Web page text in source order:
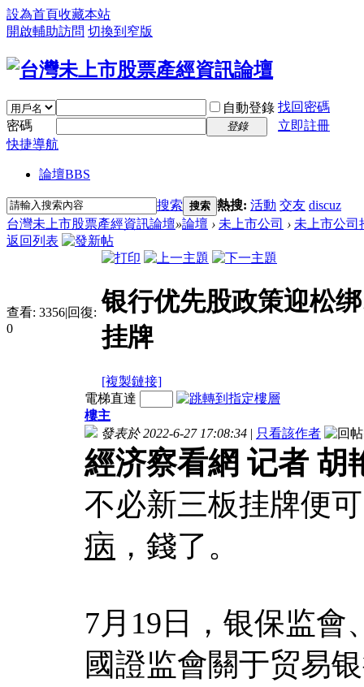
設為首頁收藏本站
開啟輔助訪問 切換到窄版
自動登錄 找回密碼
密碼
登錄
立即註冊
快捷導航
論壇BBS
搜索 搜索 熱搜: 活動 交友 discuz
台灣未上市股票產經資訊論壇»論壇 › 未上市公司 › 未上市公司
返回列表
查看: 3356|回復:
0
银行优先股政策迎松
挂牌
[複製鏈接]
電梯直達
樓主
發表於 2022-6-27 17:08:34 | 只看該作者
經济察看網 记者 胡
不必新三板挂牌便
病 ，錢了。
7月19日，银保监會
國證监會關于贸易